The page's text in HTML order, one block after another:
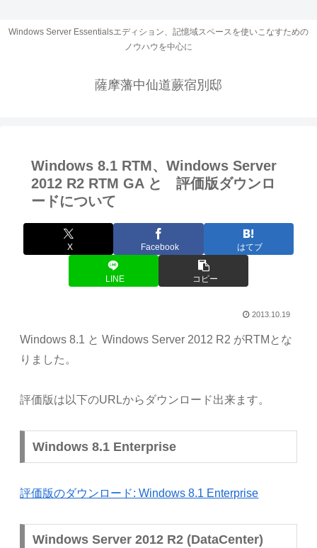
Windows Server Essentialsエディション、記憶域スペースを使いこなすための
ノウハウを中心に
薩摩藩中仙道蕨宿別邸
Windows 8.1 RTM、Windows Server
2012 R2 RTM GA と 評価版ダウンロ
ードについて
X Facebook はてブ
LINE コピー
2013.10.19
Windows 8.1 と Windows Server 2012 R2 がRTMとな
りました。
評価版は以下のURLからダウンロード出来ます。
Windows 8.1 Enterprise
評価版のダウンロード: Windows 8.1 Enterprise
Windows Server 2012 R2 (DataCenter)